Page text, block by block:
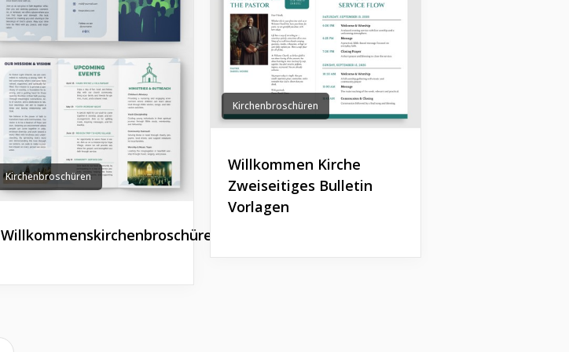
Kirchenbroschüren
Willkommenskirchenbroschüre
Kirchenbroschüren
Willkommen Kirche
Zweiseitiges Bulletin
Vorlagen